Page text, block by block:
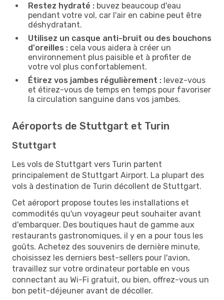
Restez hydraté : buvez beaucoup d'eau
pendant votre vol, car l'air en cabine peut être
déshydratant.
Utilisez un casque anti-bruit ou des bouchons
d'oreilles : cela vous aidera à créer un
environnement plus paisible et à profiter de
votre vol plus confortablement.
Étirez vos jambes régulièrement : levez-vous
et étirez-vous de temps en temps pour favoriser
la circulation sanguine dans vos jambes.
Aéroports de Stuttgart et Turin
Stuttgart
Les vols de Stuttgart vers Turin partent
principalement de Stuttgart Airport. La plupart des
vols à destination de Turin décollent de Stuttgart.
Cet aéroport propose toutes les installations et
commodités qu'un voyageur peut souhaiter avant
d'embarquer. Des boutiques haut de gamme aux
restaurants gastronomiques, il y en a pour tous les
goûts. Achetez des souvenirs de dernière minute,
choisissez les derniers best-sellers pour l'avion,
travaillez sur votre ordinateur portable en vous
connectant au Wi-Fi gratuit, ou bien, offrez-vous un
bon petit-déjeuner avant de décoller.